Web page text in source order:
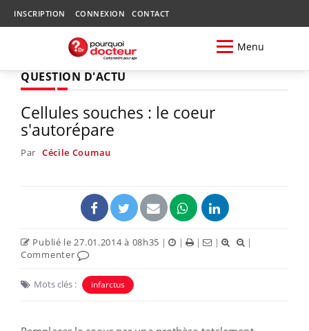
INSCRIPTION CONNEXION CONTACT
Menu
QUESTION D'ACTU
Cellules souches : le coeur
s'autorépare
Par Cécile Coumau
Publié le 27.01.2014 à 08h35 | | | |
|
Commenter
Mots clés : infarctus